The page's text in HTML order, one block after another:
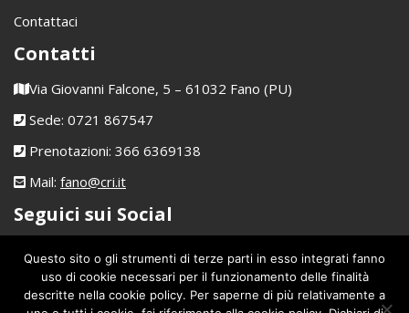
Contattaci
Contatti
Via Giovanni Falcone, 5 – 61032 Fano (PU)
Sede: 0721 867547
Prenotazioni: 366 6369138
Mail: fano@cri.it
Seguici sui Social
CRI Fano
Questo sito o gli strumenti di terze parti in esso integrati fanno
uso di cookie necessari per il funzionamento delle finalità
descritte nella cookie policy. Per saperne di più relativamente a